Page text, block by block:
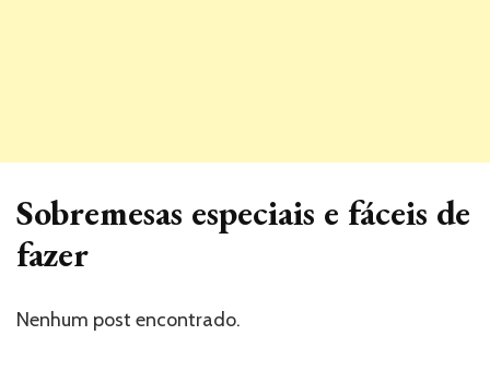
Sobremesas especiais e fáceis de
fazer
Nenhum post encontrado.